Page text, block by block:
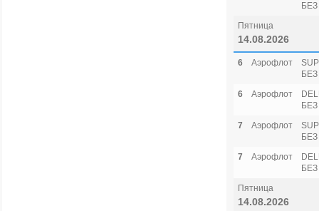
Пятница
14.08.2026
6 Аэрофлот
6
Аэрофлот
7
Аэрофлот
7
Аэрофлот
Пятница
14.08.2026